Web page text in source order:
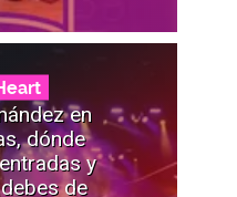
en
dónde
y
de